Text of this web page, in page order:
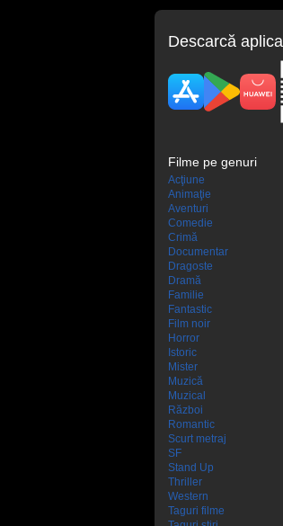
Descarcă
Filme pe genuri
Acţiune
Animaţie
Aventuri
Comedie
Crimă
Documentar
Dragoste
Dramă
Familie
Fantastic
Film noir
Horror
Istoric
Mister
Muzică
Muzical
Război
Romantic
Scurt metraj
SF
Stand Up
Thriller
Western
Taguri filme